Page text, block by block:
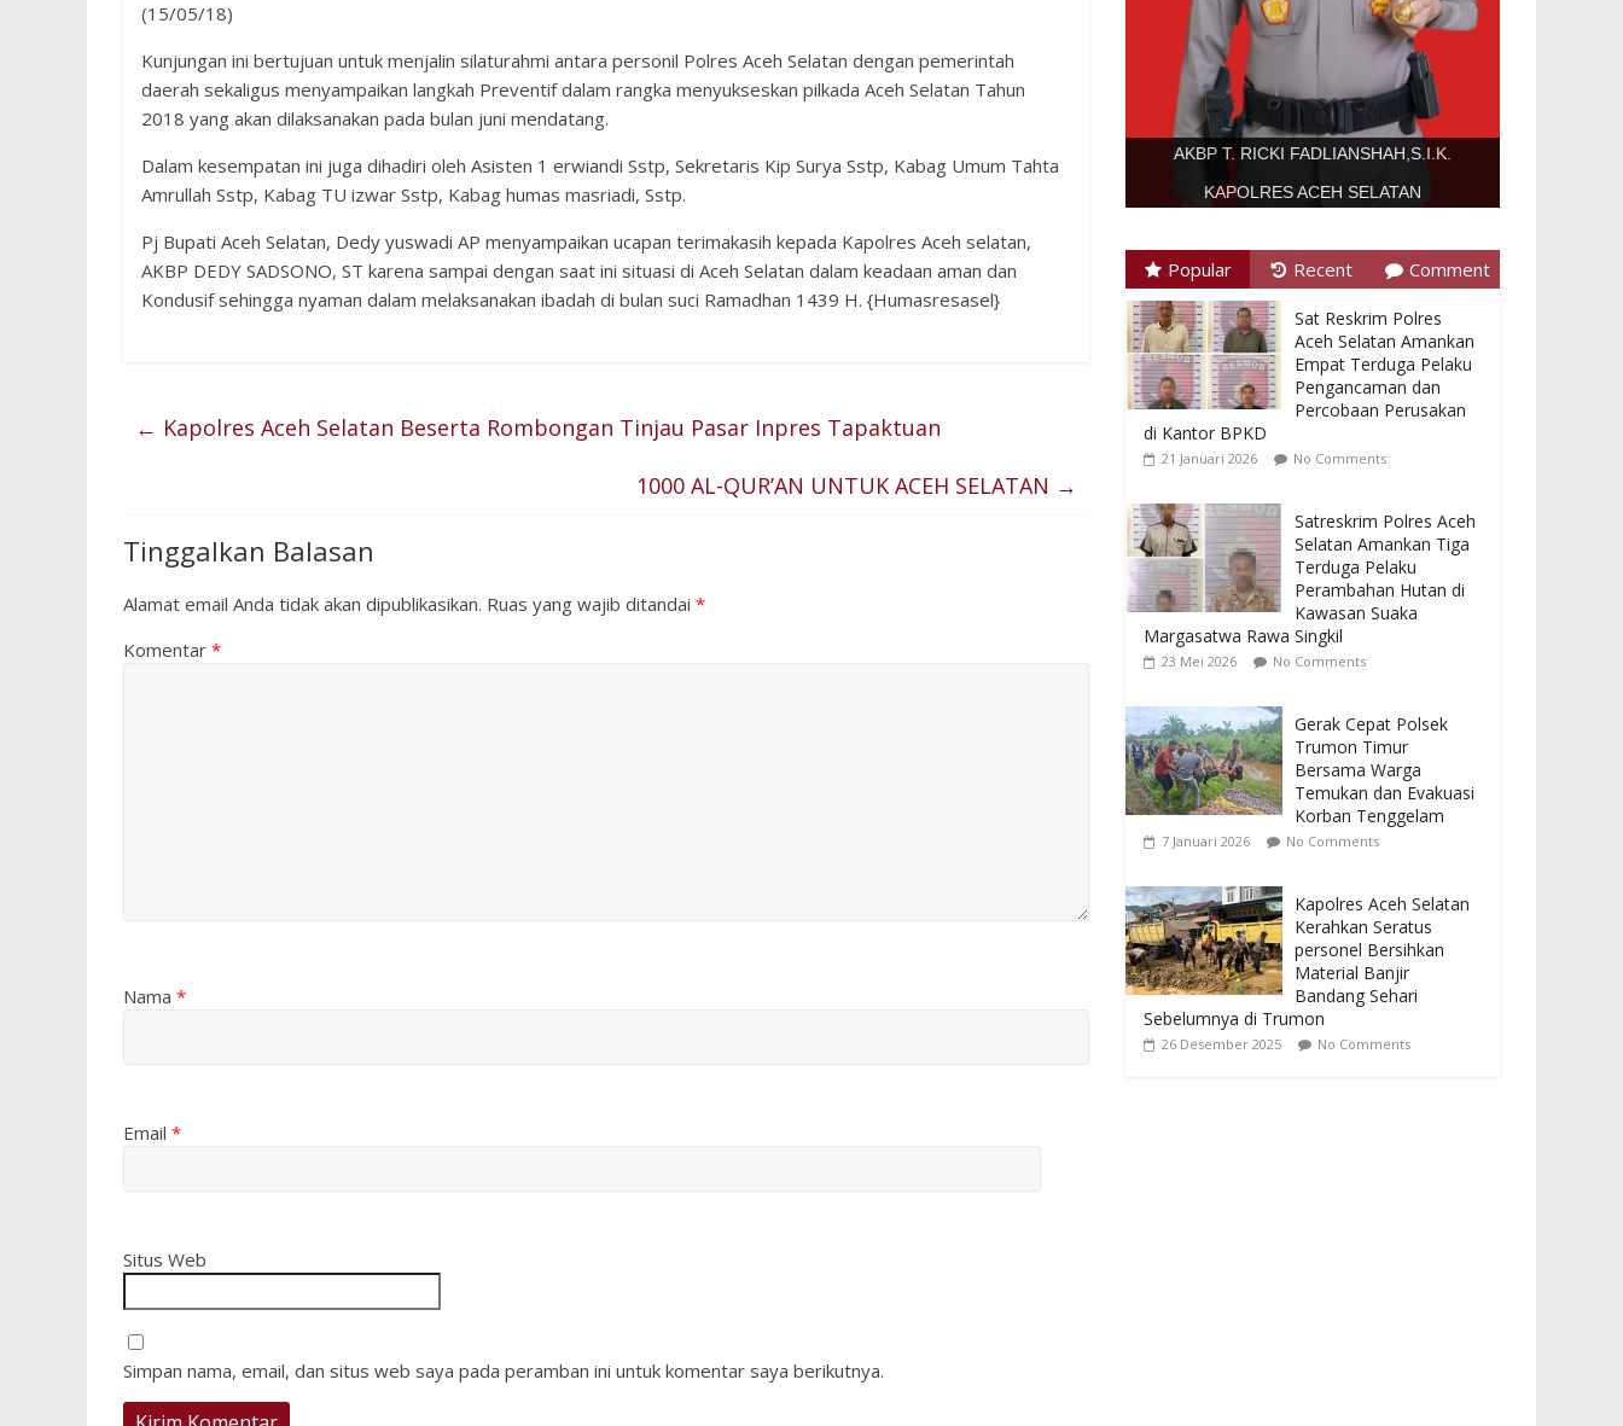
(15/05/18)
Kunjungan ini bertujuan untuk menjalin silaturahmi antara personil Polres Aceh Selatan dengan pemerintah
daerah sekaligus menyampaikan langkah Preventif dalam rangka menyukseskan pilkada Aceh Selatan Tahun
2018 yang akan dilaksanakan pada bulan juni mendatang.
Dalam kesempatan ini juga dihadiri oleh Asisten 1 erwiandi Sstp, Sekretaris Kip Surya Sstp, Kabag Umum Tahta
Amrullah Sstp, Kabag TU izwar Sstp, Kabag humas masriadi, Sstp.
Pj Bupati Aceh Selatan, Dedy yuswadi AP menyampaikan ucapan terimakasih kepada Kapolres Aceh selatan,
AKBP DEDY SADSONO, ST karena sampai dengan saat ini situasi di Aceh Selatan dalam keadaan aman dan
Kondusif sehingga nyaman dalam melaksanakan ibadah di bulan suci Ramadhan 1439 H. {Humasresasel}
← Kapolres Aceh Selatan Beserta Rombongan Tinjau Pasar Inpres Tapaktuan
1000 AL-QUR’AN UNTUK ACEH SELATAN →
Tinggalkan Balasan
Alamat email Anda tidak akan dipublikasikan. Ruas yang wajib ditandai *
Komentar *
Nama *
Email *
Situs Web
Simpan nama, email, dan situs web saya pada peramban ini untuk komentar saya berikutnya.
AKBP T. RICKI FADLIANSHAH,S.I.K.
KAPOLRES ACEH SELATAN
Popular Recent Comment
Sat Reskrim Polres
Aceh Selatan Amankan
Empat Terduga Pelaku
Pengancaman dan
Percobaan Perusakan
di Kantor BPKD
21 Januari 2026 No Comments
Satreskrim Polres Aceh
Selatan Amankan Tiga
Terduga Pelaku
Perambahan Hutan di
Kawasan Suaka
Margasatwa Rawa Singkil
23 Mei 2026 No Comments
Gerak Cepat Polsek
Trumon Timur
Bersama Warga
Temukan dan Evakuasi
Korban Tenggelam
7 Januari 2026 No Comments
Kapolres Aceh Selatan
Kerahkan Seratus
personel Bersihkan
Material Banjir
Bandang Sehari
Sebelumnya di Trumon
26 Desember 2025 No Comments